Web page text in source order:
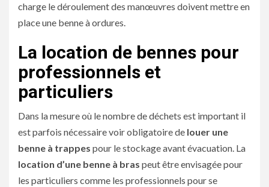
charge le déroulement des manœuvres doivent mettre en
place une benne à ordures.
La location de bennes pour
professionnels et
particuliers
Dans la mesure où le nombre de déchets est important il
est parfois nécessaire voir obligatoire de louer une
benne à trappes pour le stockage avant évacuation. La
location d’une benne à bras peut être envisagée pour
les particuliers comme les professionnels pour se